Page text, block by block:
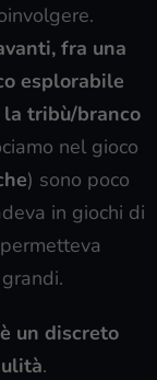
fra una
esplorabile
la tribù/branco
nel gioco
) sono poco
in giochi di
un discreto
.